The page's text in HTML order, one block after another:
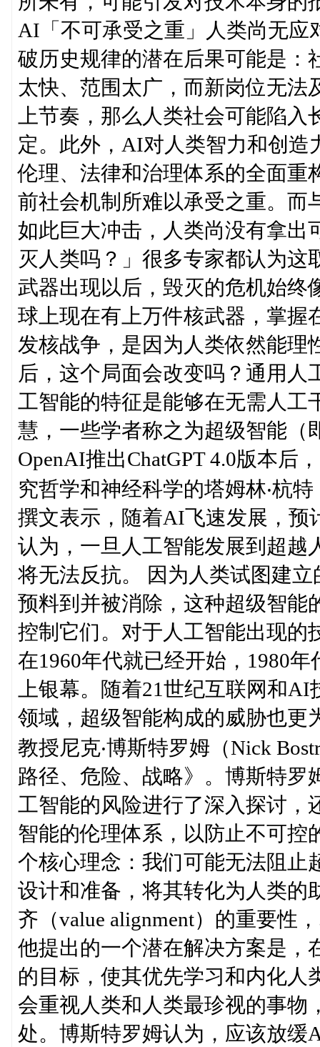
AI「不可承受之重」人类尚无
破历史规律的潜在后果可能是：
太快、范围太广，而新岗位无法
上节奏，那么人类社会可能陷
定。此外，AI对人类智力和创造
伦理、法律和治理体系的全面重
前社会机制所难以承受之重。而
如此巨大冲击，人类尚没有拿出
灭人类吗？」很多专家都认为这
武器出现以后，毁灭的危机始终
球上现在有上万件核武器，掌握
发核战争，是因为人类依然能理
后，这个局面会改变吗？通用
工智能的特征是能够在无需人工
慧，一些学者称之为超级智能（
OpenAI推出ChatGPT 4.0版本后
究哲学和神经科学的塔姆林‧杭
撰文表示，随着AI飞速发展，预
认为，一旦人工智能发展到超越
将无法反抗。 因为人类试图建
预料到并被消除，这种超级智能
控制它们。对于人工智能出现的
在1960年代就已经开始，1980
上银幕。随着21世纪互联网和
领域，超级智能构成的威胁也更
教授尼克‧博斯特罗姆（Nick
路径、危险、战略》。博斯特罗
工智能的风险进行了深入探讨，
智能的伦理体系，以防止不可控
个核心理念：我们可能无法阻止
设计和准备，将其转化为人类的
齐（value alignment）的重要性
他提出的一个潜在解决方案是，
的目标，使其优先学习和内化人
会重视人类和人类最珍视的事物
处。博斯特罗姆认为，应该放缓